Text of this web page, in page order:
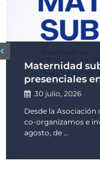
Maternidad
presenciales
30 julio, 2026
Desde la Asociación
co-organizamos e
agosto, de …